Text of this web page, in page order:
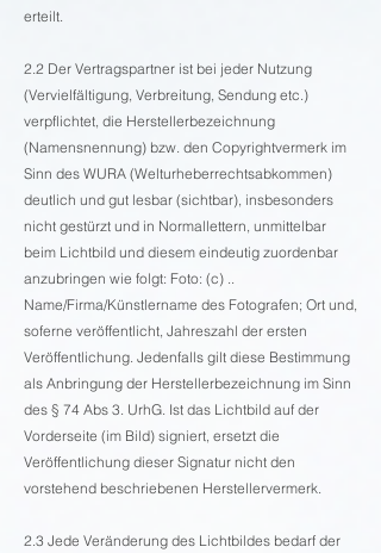
erteilt.
2.2 Der Vertragspartner ist bei jeder Nutzung
(Vervielfältigung, Verbreitung, Sendung etc.)
verpflichtet, die Herstellerbezeichnung
(Namensnennung) bzw. den Copyrightvermerk im
Sinn des WURA (Welturheberrechtsabkommen)
deutlich und gut lesbar (sichtbar), insbesonders
nicht gestürzt und in Normallettern, unmittelbar
beim Lichtbild und diesem eindeutig zuordenbar
anzubringen wie folgt: Foto: (c) ..
Name/Firma/Künstlername des Fotografen; Ort und,
soferne veröffentlicht, Jahreszahl der ersten
Veröffentlichung. Jedenfalls gilt diese Bestimmung
als Anbringung der Herstellerbezeichnung im Sinn
des § 74 Abs 3. UrhG. Ist das Lichtbild auf der
Vorderseite (im Bild) signiert, ersetzt die
Veröffentlichung dieser Signatur nicht den
vorstehend beschriebenen Herstellervermerk.
2.3 Jede Veränderung des Lichtbildes bedarf der